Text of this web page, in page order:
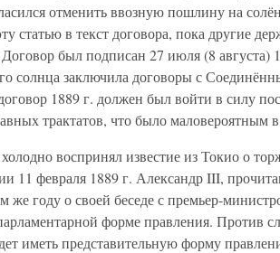
отменить ввозную пошлину на
статью в текст договора, пока другие
Договор был подписан 27 июля (8 августа)
солнца заключила договоры с
1889 г. должен был войти в силу
трактатов, что было маловероятным
воспринял известие из Токио о
11 февраля 1889 г. Александр III,
же году о своей беседе с премьер-
форме правления. Против
иметь представительную форму